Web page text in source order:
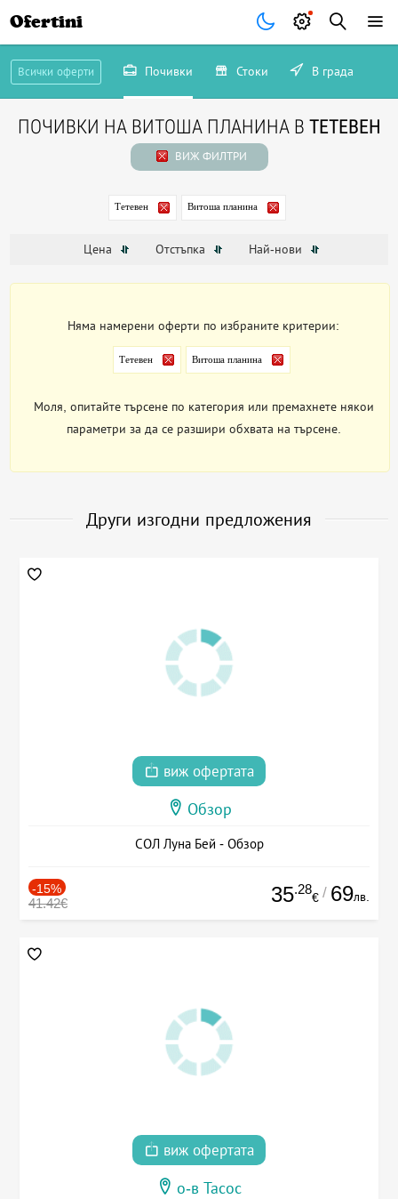
Ofertini
Всички оферти Почивки Стоки В града
ПОЧИВКИ НА ВИТОША ПЛАНИНА В ТЕТЕВЕН
ВИЖ ФИЛТРИ
Тетевен Витоша планина
Цена Отстъпка Най-нови
Няма намерени оферти по избраните критерии:
Тетевен Витоша планина
Моля, опитайте търсене по категория или премахнете някои
параметри за да се разшири обхвата на търсене.
Други изгодни предложения
виж офертата
Обзор
СОЛ Луна Бей - Обзор
-15%
41.42€ 35.28
€ / 69лв.
виж офертата
о-в Тасос